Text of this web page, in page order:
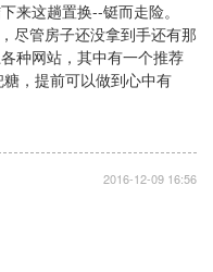
来这趟置换--铤而走险。
管房子还没拿到手还有那
种网站，其中有一个推荐
，提前可以做到心中有
2016-12-09 16:56